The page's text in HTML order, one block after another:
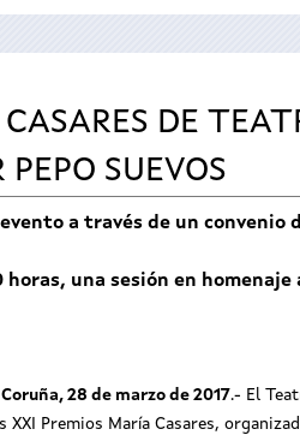
DE
SUEVOS
a través de un
horas, una sesión en
28 de marzo de 2017.- El
XXI Premios María Casares,